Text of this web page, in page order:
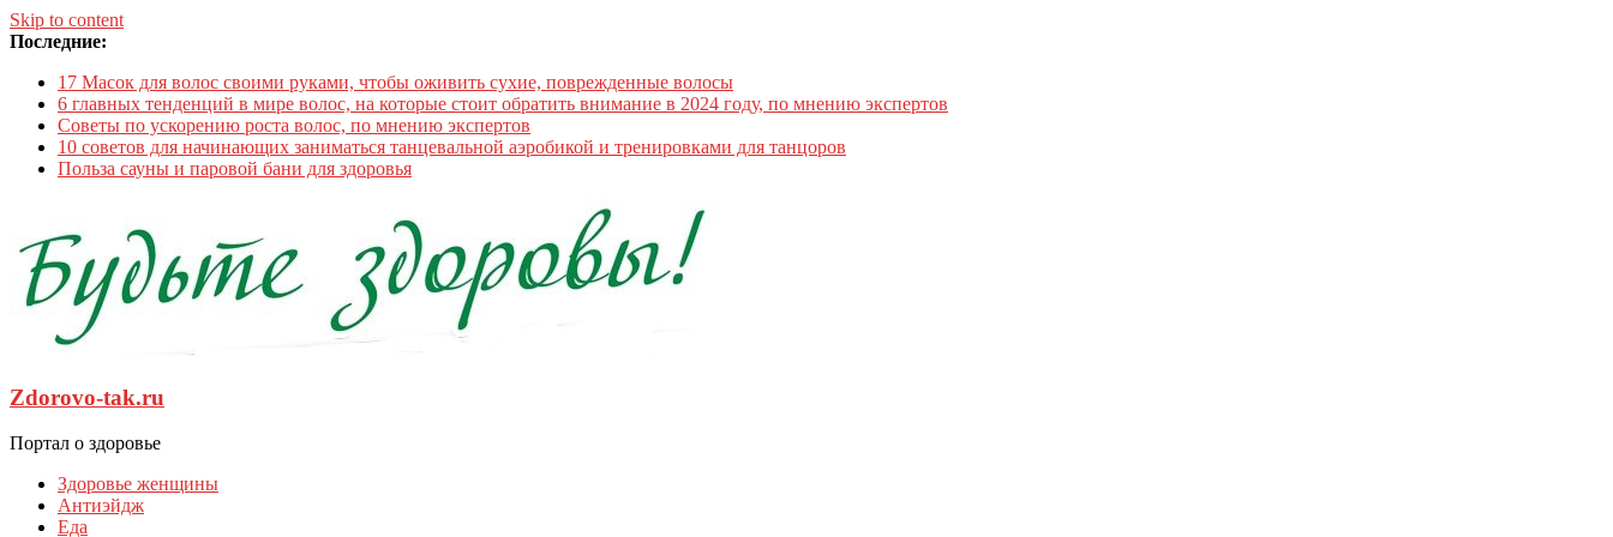
Skip to content
Последние:
17 Масок для волос своими руками, чтобы оживить сухие, поврежденные волосы
6 главных тенденций в мире волос, на которые стоит обратить внимание в 2024 году, по мнению экспертов
Советы по ускорению роста волос, по мнению экспертов
10 советов для начинающих заниматься танцевальной аэробикой и тренировками для танцоров
Польза сауны и паровой бани для здоровья
Zdorovo-tak.ru
Портал о здоровье
Здоровье женщины
Антиэйдж
Еда